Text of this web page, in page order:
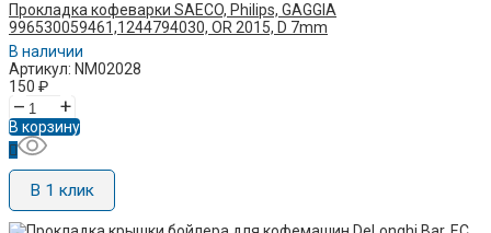
Прокладка кофеварки SAECO, Philips, GAGGIA
996530059461,1244794030, OR 2015, D 7mm
В наличии
Артикул: NM02028
150 ₽
– +
В корзину
В 1 клик